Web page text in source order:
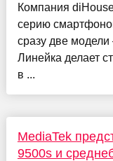
Компания
серию
сразу две
Линейка делает
в ...
MediaTek
9500s и